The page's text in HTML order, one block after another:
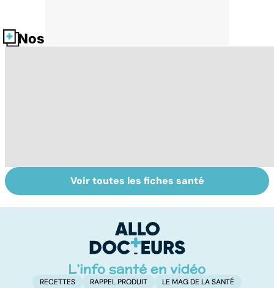
Nos fiches santé
Intoxications
alimentaires :
Votre santé en
vacances
Voir toutes les fiches santé
RECETTES RAPPEL PRODUIT
LE MAG DE LA SANTÉ